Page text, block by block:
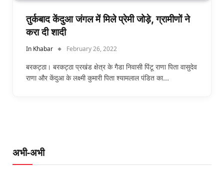
तुर्कबाद केंदुआ जंगल में मिले प्रेमी जोड़े, ग्रामीणों ने
करा दी शादी
In Khabar February 26, 2022
बरकट्ठा। बरकट्ठा प्रखंड क्षेत्र के गैडा निवासी पिंटू राणा पिता वासुदेव
राणा और केंदुआ के लक्ष्मी कुमारी पिता श्यामलाल पंडित का…
अभी-अभी